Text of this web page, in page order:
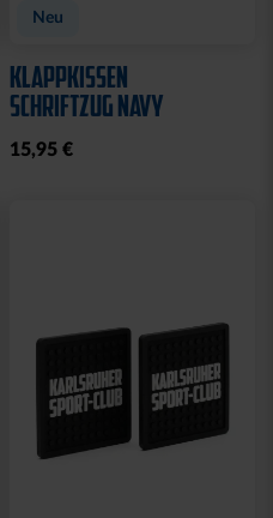
Neu
KLAPPKISSEN
SCHRIFTZUG NAVY
15,95 €